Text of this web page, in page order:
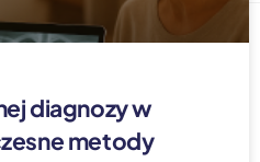
diagnozy w
metody